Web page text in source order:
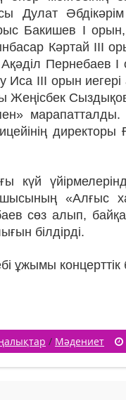
Дулат
Бакишев І
Кәртай ІІІ
Пернебаев І
ІІІ орын
күй
«Алғыс
сөз алып,
білдірді.
ұжымы
/ Мәдениет